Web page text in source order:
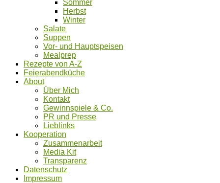
Sommer
Herbst
Winter
Salate
Suppen
Vor- und Hauptspeisen
Mealprep
Rezepte von A-Z
Feierabendküche
About
Über Mich
Kontakt
Gewinnspiele & Co.
PR und Presse
Lieblinks
Kooperation
Zusammenarbeit
Media Kit
Transparenz
Datenschutz
Impressum